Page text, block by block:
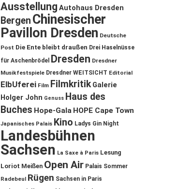
Ausstellung Autohaus Dresden
Bergen Chinesischer
Pavillon Dresden Deutsche
Post Die Ente bleibt draußen Drei Haselnüsse
für Aschenbrödel
Dresden Dresdner
Musikfestspiele Dresdner WEITSICHT Editorial
ElbUferei Film Filmkritik Galerie
Holger John Genuss Haus des
Buches Hope-Gala HOPE Cape Town
Japanisches Palais Kino Ladys Gin Night
Landesbühnen
Sachsen La Saxe à Paris Lesung
Loriot Meißen Open Air Palais Sommer
Radebeul Rügen Sachsen in Paris